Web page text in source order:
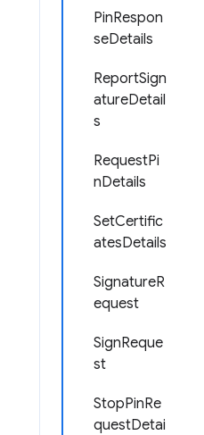
PinRespon
seDetails
ReportSign
atureDetail
s
RequestPi
nDetails
SetCertific
atesDetails
SignatureR
equest
SignReque
st
StopPinRe
questDetai